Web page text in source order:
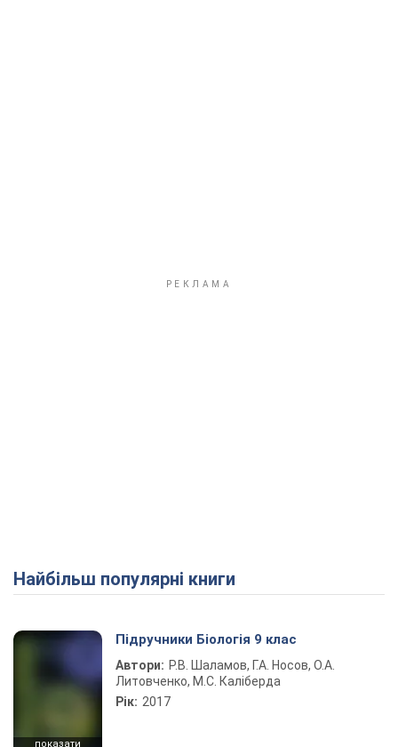
Найбільш популярні книги
показати
Підручники Біологія 9 клас
Автори: Р.В. Шаламов, Г.А. Носов, О.А.
Литовченко, М.С. Каліберда
Рік: 2017